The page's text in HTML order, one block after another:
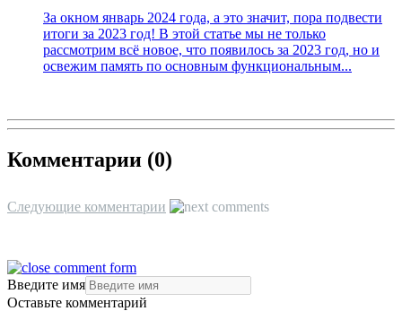
За окном январь 2024 года, а это значит, пора подвести
итоги за 2023 год! В этой статье мы не только
рассмотрим всё новое, что появилось за 2023 год, но и
освежим память по основным функциональным...
Комментарии (0)
Следующие комментарии
Введите имя
Оставьте комментарий